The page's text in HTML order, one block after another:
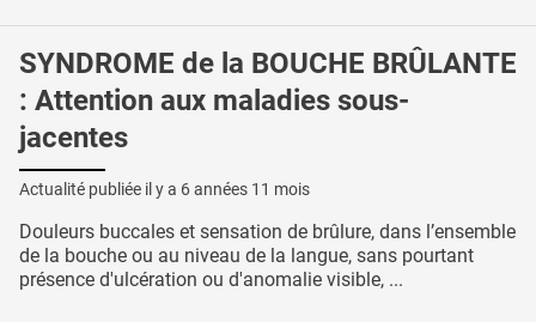
SYNDROME de la BOUCHE BRÛLANTE
: Attention aux maladies sous-
jacentes
Actualité publiée il y a 6 années 11 mois
Douleurs buccales et sensation de brûlure, dans l’ensemble
de la bouche ou au niveau de la langue, sans pourtant
présence d'ulcération ou d'anomalie visible, ...